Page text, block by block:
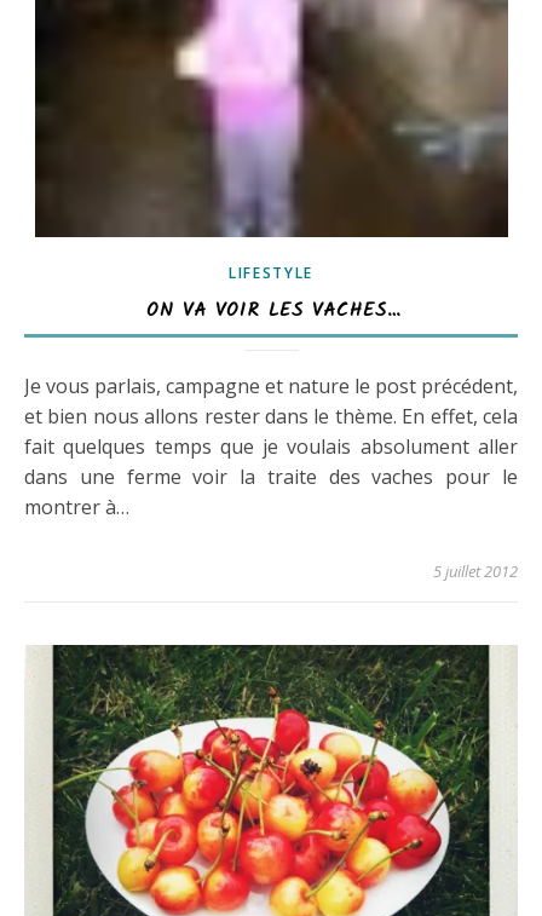
LIFESTYLE
ON VA VOIR LES VACHES…
Je vous parlais, campagne et nature le post précédent,
et bien nous allons rester dans le thème. En effet, cela
fait quelques temps que je voulais absolument aller
dans une ferme voir la traite des vaches pour le
montrer à…
5 juillet 2012